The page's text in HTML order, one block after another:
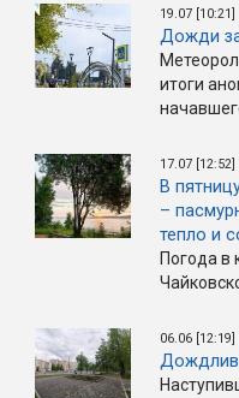
19.07 [10:21]
Дожди
итоги
17.07 [12:52]
В
–
тепло и
Погода в
06.06 [12:19]